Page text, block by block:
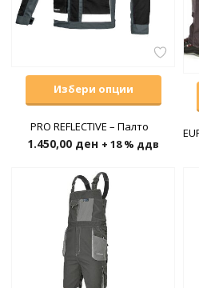
Избери опции
PRO REFLECTIVE – Палто
1.450,00 ден + 18 % ддв